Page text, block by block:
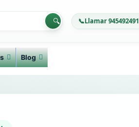
🔍 📞Llamar 945492491
Blog